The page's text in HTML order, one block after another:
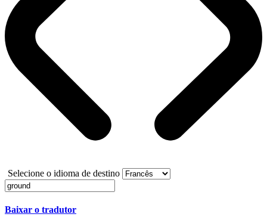
Selecione o idioma de destino
Baixar o tradutor